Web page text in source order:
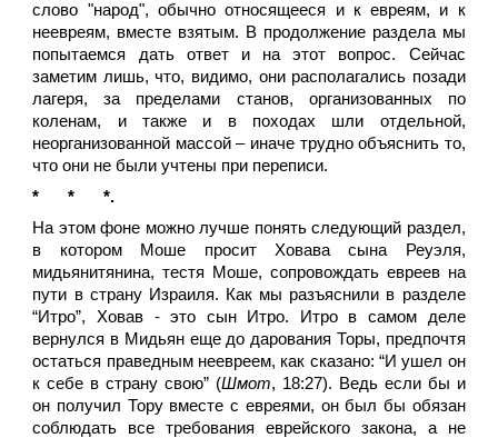
слово "народ", обычно относящееся и к евреям, и к
неевреям, вместе взятым. В продолжение раздела мы
попытаемся дать ответ и на этот вопрос. Сейчас
заметим лишь, что, видимо, они располагались позади
лагеря, за пределами станов, организованных по
коленам, и также и в походах шли отдельной,
неорганизованной массой – иначе трудно объяснить то,
что они не были учтены при переписи.
*
*
*.
На этом фоне можно лучше понять следующий раздел,
в котором Моше просит Ховава сына Реуэля,
мидьянитянина, тестя Моше, сопровождать евреев на
пути в страну Израиля. Как мы разъяснили в разделе
“Итро”, Ховав - это сын Итро. Итро в самом деле
вернулся в Мидьян еще до дарования Торы, предпочтя
остаться праведным неевреем, как сказано: “И ушел он
к себе в страну свою” (Шмот, 18:27). Ведь если бы и
он получил Тору вместе с евреями, он был бы обязан
соблюдать все требования еврейского закона, а не